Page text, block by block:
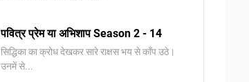
पवित्र प्रेम या अभिशाप Season 2 - 14
सिद्धिका का क्रोध देखकर सारे राक्षस भय से काँप उठे।
उनमें से...